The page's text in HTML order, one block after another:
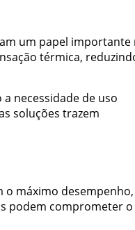
um papel importante
térmica,
necessidade de uso
soluções trazem
o máximo desempenho,
podem comprometer o